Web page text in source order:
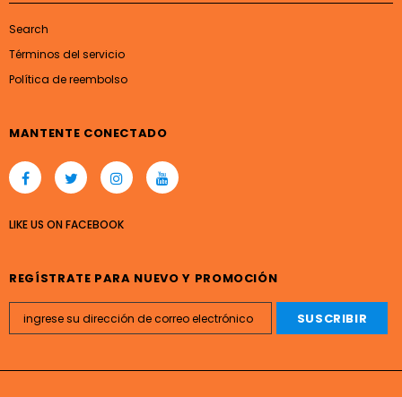
Search
Términos del servicio
Política de reembolso
MANTENTE CONECTADO
LIKE US ONFACEBOOK
REGÍSTRATE PARA NUEVO Y PROMOCIÓN